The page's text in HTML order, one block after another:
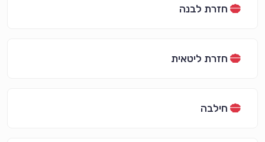
חזרת לבנה
חזרת ליטאית
חילבה